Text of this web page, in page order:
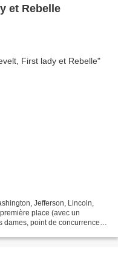
et Rebelle
Jefferson, Lincoln,
place (avec un
dames, point de concurrence.